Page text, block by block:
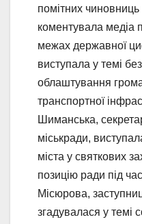
помітних
коментувала медіа
межах державної
виступала у темі
облаштування
транспортної
Шиманська,
міськради,
міста у святкових
позицію ради під
Місюрова,
згадувалася у темі